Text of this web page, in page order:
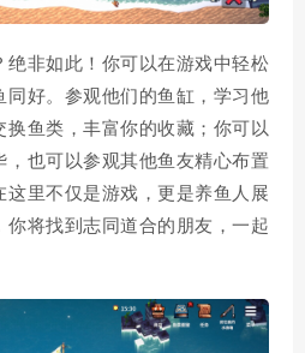
绝非如此！你可以在游戏中轻松
同好。参观他们的鱼缸，学习他
鱼类，丰富你的收藏；你可以
，也可以参观其他鱼友精心布置
这里不仅是游戏，更是养鱼人展
你将找到志同道合的朋友，一起